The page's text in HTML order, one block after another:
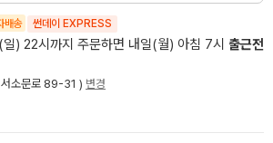
배송 썬데이 EXPRESS
) 22시까지 주문하면 내일(월) 아침 7시 출근전
서소문로 89-31 ) 변경